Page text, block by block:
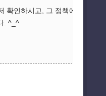
인하시고, 그 정책에 맞게 넣
. ^_^